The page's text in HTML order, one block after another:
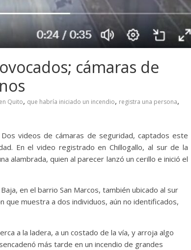
cámaras de
en Quito, que habría iniciado un incendio, registra una persona,
Dos videos de cámaras de seguridad, captados este
En el video registrado en Chillogallo, al sur de la
alambrada, quien al parecer lanzó un cerillo e inició el
en el barrio San Marcos, también ubicado al sur
que muestra a dos individuos, aún no identificados,
a la ladera, a un costado de la vía, y arroja algo
más tarde en un incendio de grandes